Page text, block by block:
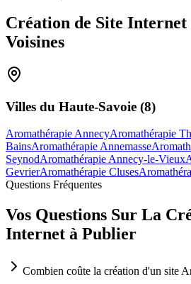
Création de Site Internet
Voisines
Villes du Haute-Savoie (8)
Aromathérapie AnnecyAromathérapie
BainsAromathérapie Annemasse
SeynodAromathérapie Annecy-le-Vieux
GevrierAromathérapie Cluses
Questions Fréquentes
Vos Questions Sur La
Internet à Publier
Combien coûte la création d'un site